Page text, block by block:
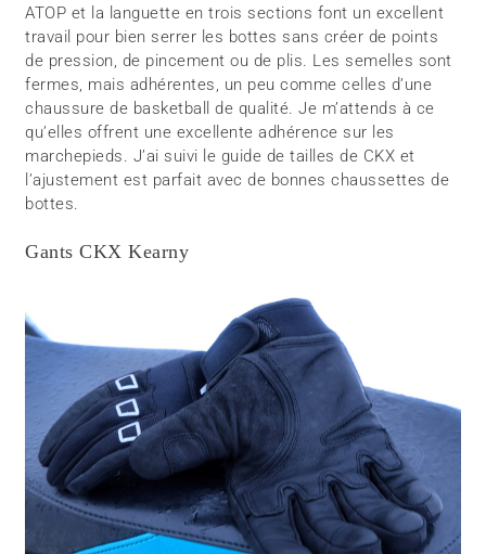
ATOP et la languette en trois sections font un excellent
travail pour bien serrer les bottes sans créer de points
de pression, de pincement ou de plis. Les semelles sont
fermes, mais adhérentes, un peu comme celles d’une
chaussure de basketball de qualité. Je m’attends à ce
qu’elles offrent une excellente adhérence sur les
marchepieds. J’ai suivi le guide de tailles de CKX et
l’ajustement est parfait avec de bonnes chaussettes de
bottes.
Gants CKX Kearny